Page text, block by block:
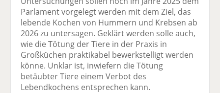
Parlament vorgelegt werden mit dem Ziel, das
lebende Kochen von Hummern und Krebsen ab
2026 zu untersagen. Geklärt werden solle auch,
wie die Tötung der Tiere in der Praxis in
Großküchen praktikabel bewerkstelligt werden
könne. Unklar ist, inwiefern die Tötung
betäubter Tiere einem Verbot des
Lebendkochens entsprechen kann.